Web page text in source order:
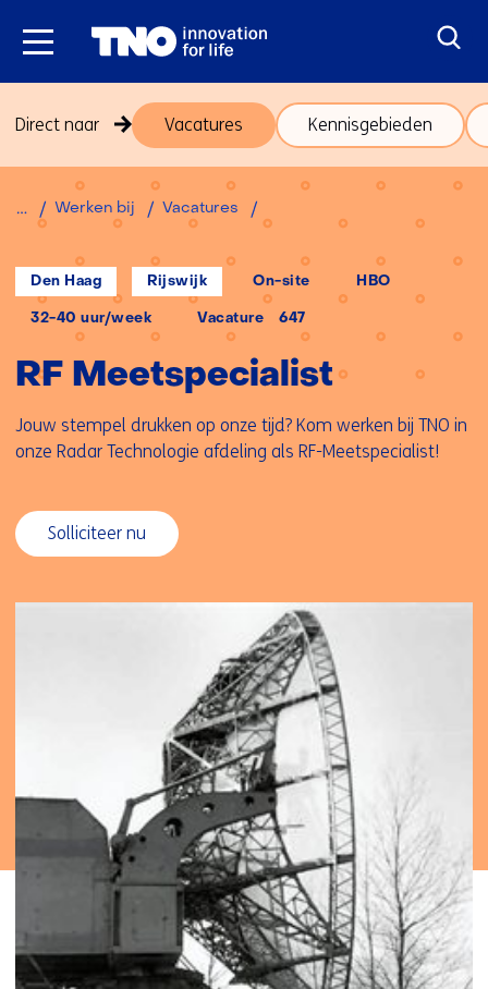
Ga
Sla
navigatie
(onderwerpen
onder
bij)
Direct naar Vacatures Kennisgebieden
naar
(onderwerpen
onder
thema
bij)
Werken bij Vacatures
Meetspecialist
Locatie:
Den Haag Rijswijk
Werken
op
afstand:
On-site HBO
Uren
32-40 uur/week Vacature 647
RF Meetspecialist
Jouw stempel drukken op onze tijd? Kom werken bij TNO in
onze Radar Technologie afdeling als RF-Meetspecialist!
Solliciteer nu